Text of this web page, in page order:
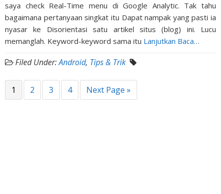
saya check Real-Time menu di Google Analytic. Tak tahu
bagaimana pertanyaan singkat itu Dapat nampak yang pasti ia
nyasar ke Disorientasi satu artikel situs (blog) ini. Lucu
memanglah. Keyword-keyword sama itu Lanjutkan Baca…
Filed Under:Android, Tips & Trik
1 2 3 4 Next Page »